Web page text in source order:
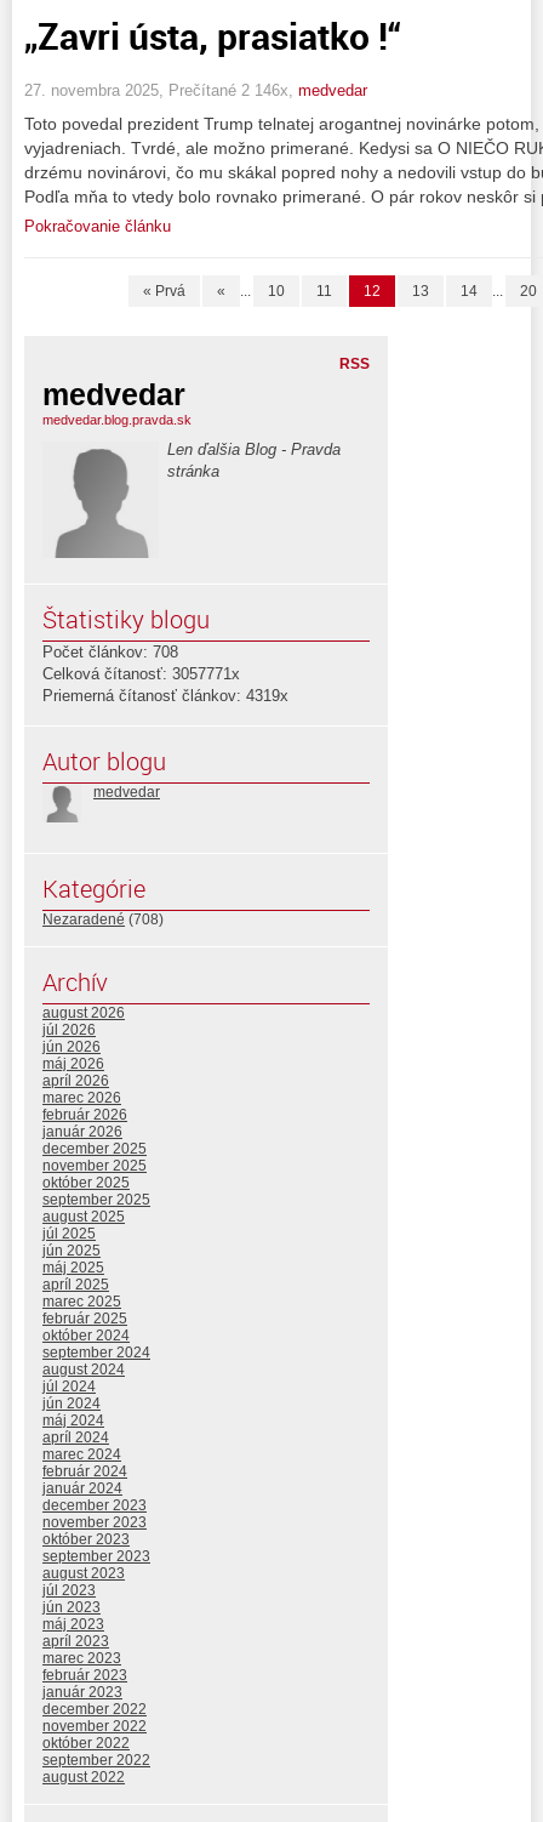
„Zavri ústa, prasiatko !“
27. novembra 2025, Prečítané 2 146x, medvedar
Toto povedal prezident Trump telnatej arogantnej novinárke
vyjadreniach. Tvrdé, ale možno primerané. Kedysi sa O NIEČO
drzému novinárovi, čo mu skákal popred nohy a nedovili vstup do
Podľa mňa to vtedy bolo rovnako primerané. O pár rokov neskôr
Pokračovanie článku
« Prvá « ... 10 11 12 13 14 ... 20
RSS
medvedar
medvedar.blog.pravda.sk
Len ďalšia Blog - Pravda
stránka
Štatistiky blogu
Počet článkov: 708
Celková čítanosť: 3057771x
Priemerná čítanosť článkov: 4319x
Autor blogu
medvedar
Kategórie
Nezaradené (708)
Archív
august 2026
júl 2026
jún 2026
máj 2026
apríl 2026
marec 2026
február 2026
január 2026
december 2025
november 2025
október 2025
september 2025
august 2025
júl 2025
jún 2025
máj 2025
apríl 2025
marec 2025
február 2025
október 2024
september 2024
august 2024
júl 2024
jún 2024
máj 2024
apríl 2024
marec 2024
február 2024
január 2024
december 2023
november 2023
október 2023
september 2023
august 2023
júl 2023
jún 2023
máj 2023
apríl 2023
marec 2023
február 2023
január 2023
december 2022
november 2022
október 2022
september 2022
august 2022